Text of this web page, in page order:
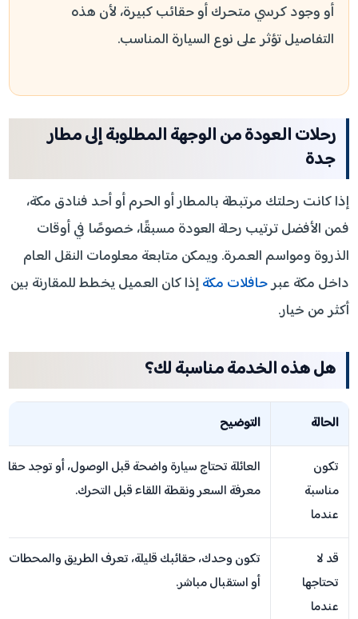
أو وجود كرسي متحرك أو حقائب كبيرة، لأن هذه
التفاصيل تؤثر على نوع السيارة المناسب.
رحلات العودة من الوجهة المطلوبة إلى مطار
جدة
إذا كانت رحلتك مرتبطة بالمطار أو الحرم أو أحد فنادق مكة،
فمن الأفضل ترتيب رحلة العودة مسبقًا، خصوصًا في أوقات
الذروة ومواسم العمرة. ويمكن متابعة معلومات النقل العام
داخل مكة عبرحافلات مكةإذا كان العميل يخطط للمقارنة بين
أكثر من خيار.
هل هذه الخدمة مناسبة لك؟
الحالة التوضيح
تكون
مناسبة
عندما
العائلة تحتاج سيارة واضحة قبل الوصول، أو توجد
معرفة السعر ونقطة اللقاء قبل التحرك.
قد لا
تحتاجها
عندما
تكون وحدك، حقائبك قليلة، تعرف الطريق والمحطات
أو استقبال مباشر.